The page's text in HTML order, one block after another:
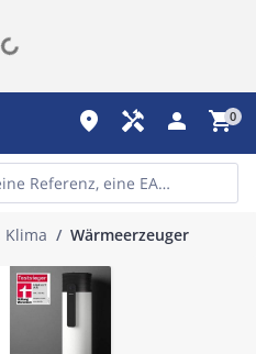
place handyman person shopping_cart0
Klima Wärmeerzeuger